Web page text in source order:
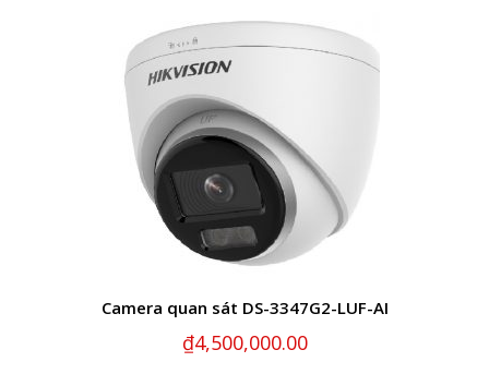
Camera quan sát DS-3347G2-LUF-AI
₫4,500,000.00